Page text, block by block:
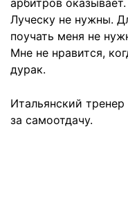
арбитров
Луческу не нужны.
поучать меня не
Мне не нравится,
дурак.
Итальянский
за самоотдачу.